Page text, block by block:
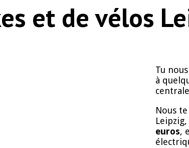
et de vélos
Tu
à
Nous
euros,